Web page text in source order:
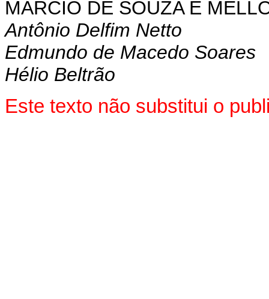
MÁRCIO DE SOUZA E
Antônio Delfim Netto
Edmundo de Macedo Soares
Hélio Beltrão
Este texto não substitui o